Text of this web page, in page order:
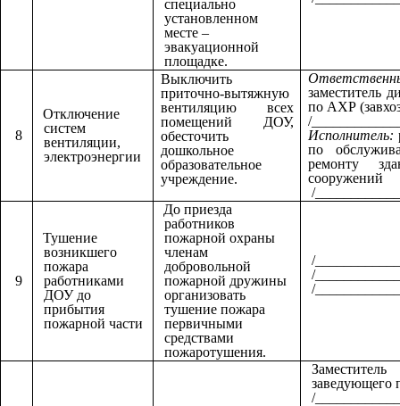
специально
установленном
месте –
эвакуационной
площадке.
8
Отключение
систем
вентиляции,
электроэнергии
Выключить
приточно-вытяжную
вентиляцию всех
помещений ДОУ,
обесточить
дошкольное
образовательное
учреждение.
заместитель
по АХР
/
Исполнитель:
по
ремонту
сооружений
/
9
Тушение
возникшего
пожара
работниками
ДОУ до
прибытия
пожарной части
До приезда
работников
пожарной охраны
членам
добровольной
пожарной дружины
организовать
тушение пожара
первичными
средствами
пожаротушения.
/
/
/
Заместитель
/